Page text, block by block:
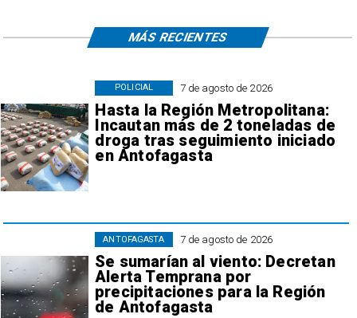
7 de agosto de 2026
Hasta la Región Metropolitana:
Incautan más de 2 toneladas de
droga tras seguimiento iniciado
en Antofagasta
POLICIAL
7 de agosto de 2026
Se sumarían al viento: Decretan
Alerta Temprana por
precipitaciones para la Región
de Antofagasta
ANTOFAGASTA
MÁS RECIENTES